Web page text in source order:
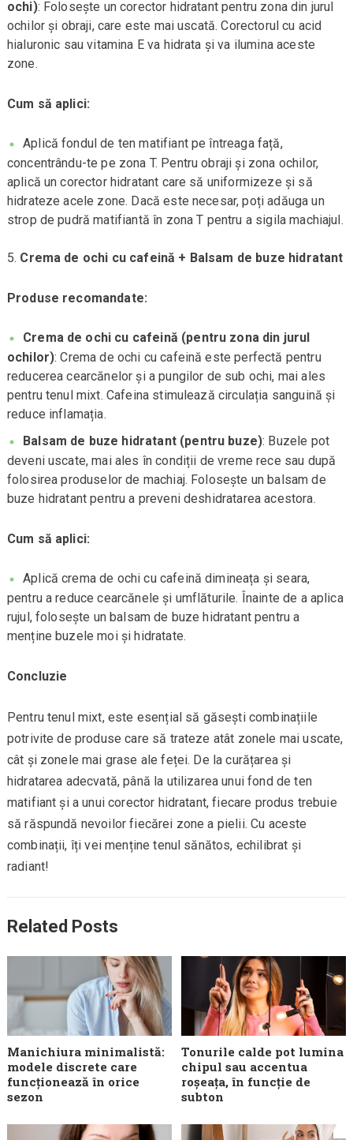
ochi): Folosește un corector hidratant pentru zona din jurul
ochilor și obraji, care este mai uscată. Corectorul cu acid
hialuronic sau vitamina E va hidrata și va ilumina aceste
zone.
Cum să aplici:
Aplică fondul de ten matifiant pe întreaga față,
concentrându-te pe zona T. Pentru obraji și zona ochilor,
aplică un corector hidratant care să uniformizeze și să
hidrateze acele zone. Dacă este necesar, poți adăuga un
strop de pudră matifiantă în zona T pentru a sigila machiajul.
Crema de ochi cu cafeină + Balsam de buze hidratant
Produse recomandate:
Crema de ochi cu cafeină (pentru zona din jurul
ochilor): Crema de ochi cu cafeină este perfectă pentru
reducerea cearcănelor și a pungilor de sub ochi, mai ales
pentru tenul mixt. Cafeina stimulează circulația sanguină și
reduce inflamația.
Balsam de buze hidratant (pentru buze): Buzele pot
deveni uscate, mai ales în condiții de vreme rece sau după
folosirea produselor de machiaj. Folosește un balsam de
buze hidratant pentru a preveni deshidratarea acestora.
Cum să aplici:
Aplică crema de ochi cu cafeină dimineața și seara,
pentru a reduce cearcănele și umflăturile. Înainte de a aplica
rujul, folosește un balsam de buze hidratant pentru a
menține buzele moi și hidratate.
Concluzie
Pentru tenul mixt, este esențial să găsești combinațiile
potrivite de produse care să trateze atât zonele mai uscate,
cât și zonele mai grase ale feței. De la curățarea și
hidratarea adecvată, până la utilizarea unui fond de ten
matifiant și a unui corector hidratant, fiecare produs trebuie
să răspundă nevoilor fiecărei zone a pielii. Cu aceste
combinații, îți vei menține tenul sănătos, echilibrat și
radiant!
Related Posts
Manichiura minimalistă:
modele discrete care
funcționează în orice
sezon
Tonurile calde pot lumina
chipul sau accentua
roșeața, în funcție de
subton